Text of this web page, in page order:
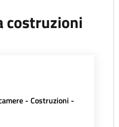
costruzioni
- Costruzioni -